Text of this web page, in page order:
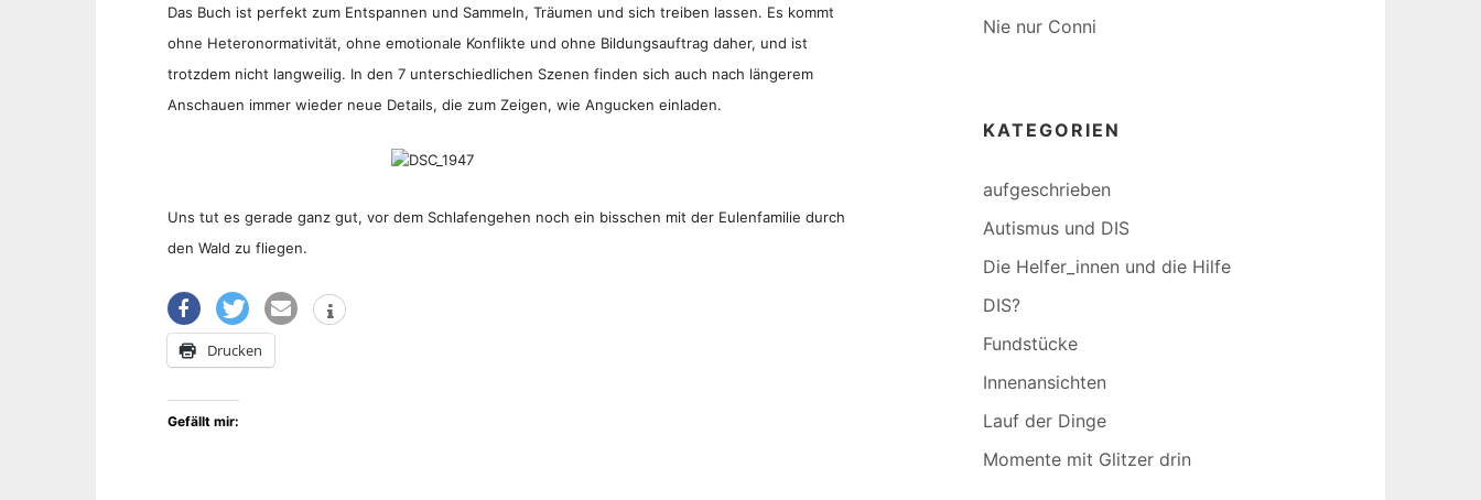
Das Buch ist perfekt zum Entspannen und Sammeln, Träumen und sich treiben lassen. Es kommt
ohne Heteronormativität, ohne emotionale Konflikte und ohne Bildungsauftrag daher, und ist
trotzdem nicht langweilig. In den 7 unterschiedlichen Szenen finden sich auch nach längerem
Anschauen immer wieder neue Details, die zum Zeigen, wie Angucken einladen.
Uns tut es gerade ganz gut, vor dem Schlafengehen noch ein bisschen mit der Eulenfamilie durch
den Wald zu fliegen.
Drucken
Gefällt mir:
Nie nur Conni
KATEGORIEN
aufgeschrieben
Autismus und DIS
Die Helfer_innen und die Hilfe
DIS?
Fundstücke
Innenansichten
Lauf der Dinge
Momente mit Glitzer drin